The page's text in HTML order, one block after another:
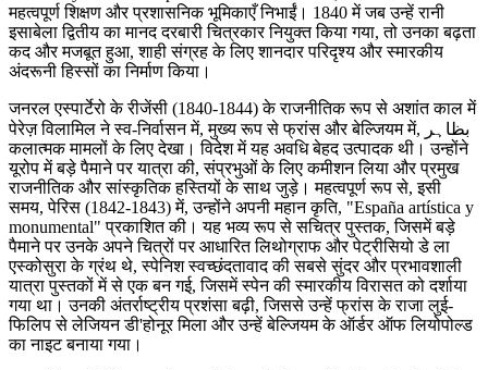
महत्वपूर्ण शिक्षण और प्रशासनिक भूमिकाएँ निभाईं। 1840 में जब उन्हें रानी
इसाबेला द्वितीय का मानद दरबारी चित्रकार नियुक्त किया गया, तो उनका बढ़ता
कद और मजबूत हुआ, शाही संग्रह के लिए शानदार परिदृश्य और स्मारकीय
अंदरूनी हिस्सों का निर्माण किया।
जनरल एस्पार्टेरो के रीजेंसी (1840-1844) के राजनीतिक रूप से अशांत काल में
पेरेज़ विलामिल ने स्व-निर्वासन में, मुख्य रूप से फ्रांस और बेल्जियम में, بظاہر
कलात्मक मामलों के लिए देखा। विदेश में यह अवधि बेहद उत्पादक थी। उन्होंने
यूरोप में बड़े पैमाने पर यात्रा की, संप्रभुओं के लिए कमीशन लिया और प्रमुख
राजनीतिक और सांस्कृतिक हस्तियों के साथ जुड़े। महत्वपूर्ण रूप से, इसी
समय, पेरिस (1842-1843) में, उन्होंने अपनी महान कृति, "España artística y
monumental" प्रकाशित की। यह भव्य रूप से सचित्र पुस्तक, जिसमें बड़े
पैमाने पर उनके अपने चित्रों पर आधारित लिथोग्राफ और पेट्रीसियो डे ला
एस्कोसुरा के ग्रंथ थे, स्पेनिश स्वच्छंदतावाद की सबसे सुंदर और प्रभावशाली
यात्रा पुस्तकों में से एक बन गई, जिसमें स्पेन की स्मारकीय विरासत को दर्शाया
गया था। उनकी अंतर्राष्ट्रीय प्रशंसा बढ़ी, जिससे उन्हें फ्रांस के राजा लुई-
फिलिप से लेजियन डी'होनूर मिला और उन्हें बेल्जियम के ऑर्डर ऑफ लियोपोल्ड
का नाइट बनाया गया।